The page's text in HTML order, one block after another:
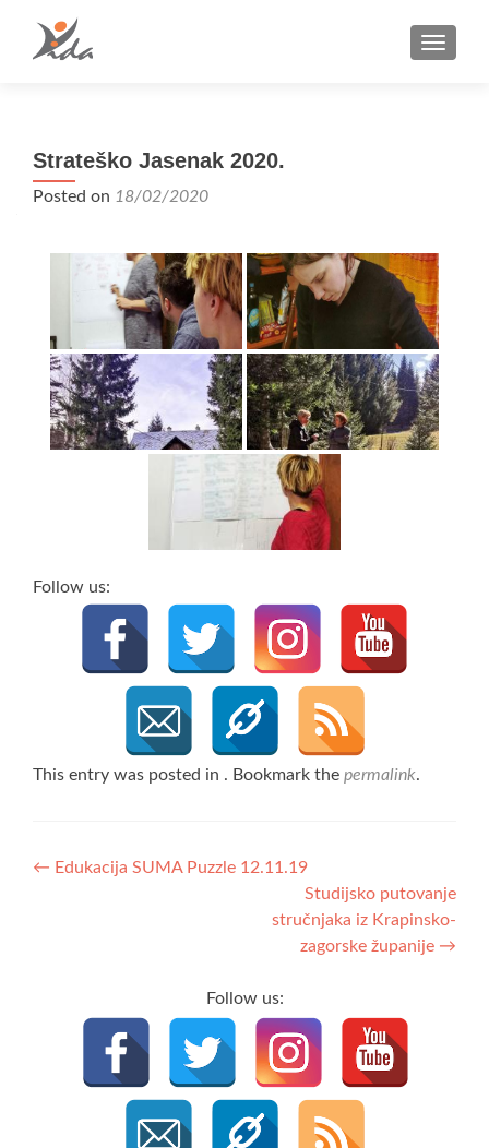
Strateško Jasenak 2020.
Posted on 18/02/2020
Follow us:
This entry was posted in . Bookmark the permalink.
Post
← Edukacija SUMA Puzzle 12.11.19
Studijsko putovanje
stručnjaka iz Krapinsko-
zagorske županije →
Follow us: